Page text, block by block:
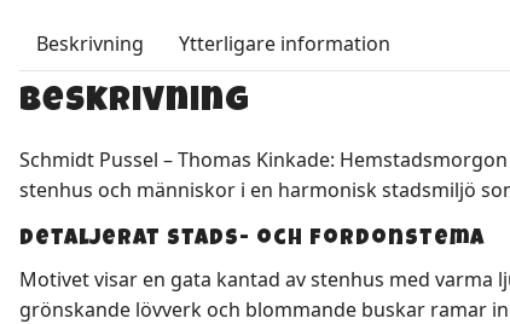
Beskrivning Ytterligare information
Beskrivning
Schmidt Pussel – Thomas Kinkade:
stenhus och människor i en harmonisk stadsmiljö
Detaljerat stads- och fordonstema
Motivet visar en gata kantad av stenhus med varma
grönskande lövverk och blommande buskar ramar